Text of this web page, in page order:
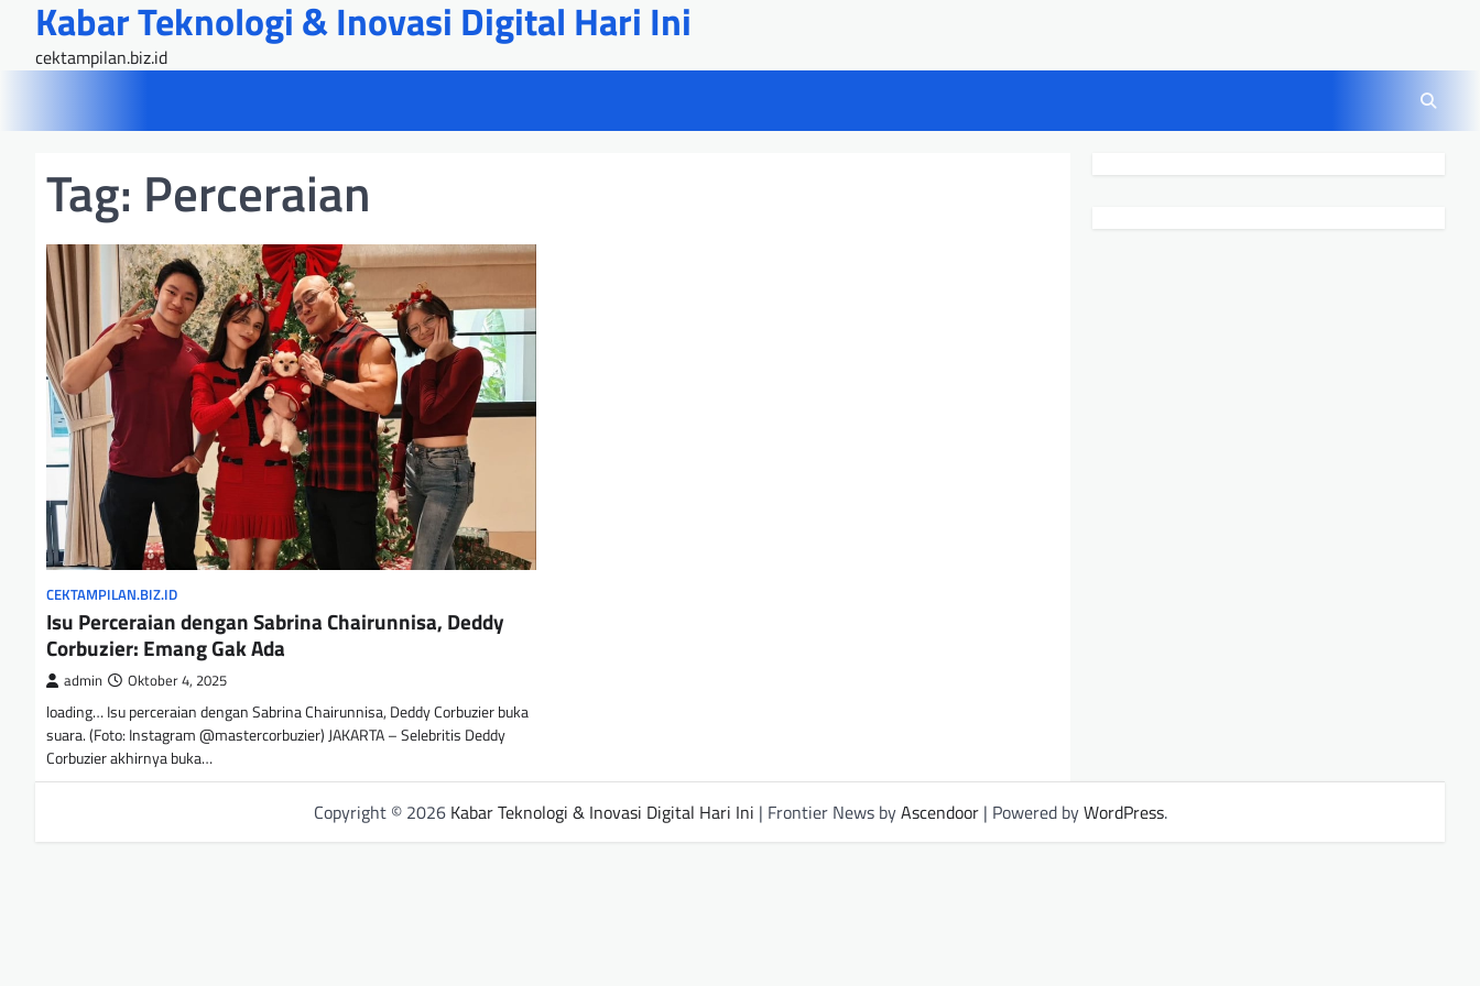
content
Kabar Teknologi & Inovasi Digital Hari Ini
cektampilan.biz.id
Tag: Perceraian
CEKTAMPILAN.BIZ.ID
Isu Perceraian dengan Sabrina Chairunnisa, Deddy
Corbuzier: Emang Gak Ada
admin Oktober 4, 2025
loading… Isu perceraian dengan Sabrina Chairunnisa, Deddy Corbuzier buka
suara. (Foto: Instagram @mastercorbuzier) JAKARTA – Selebritis Deddy
Corbuzier akhirnya buka…
Copyright © 2026 Kabar Teknologi & Inovasi Digital Hari Ini | Frontier News byAscendoor| Powered byWordPress.